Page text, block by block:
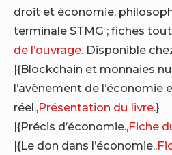
droit et économie,
terminale STMG ; fiches
de l’ouvrage. Disponible
|{Blockchain et monnaies
l’avènement de l’économie
réel.,Présentation du livre.}
|{Précis d’économie.,Fiche
|{Le don dans l’économie.,